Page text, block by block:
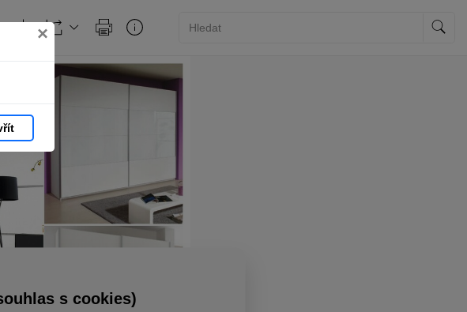
×
s cookies)